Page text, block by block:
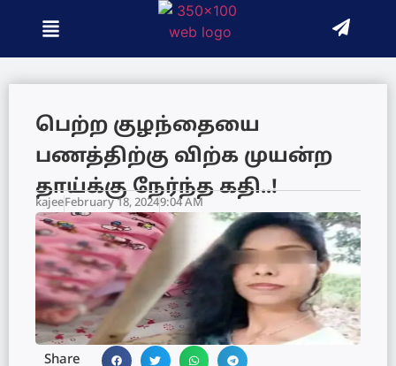
பெற்ற குழந்தையை
பணத்திற்கு விற்க முயன்ற
தாய்க்கு நேர்ந்த கதி..!
kajeeFebruary 18, 20249:04 AM
Share